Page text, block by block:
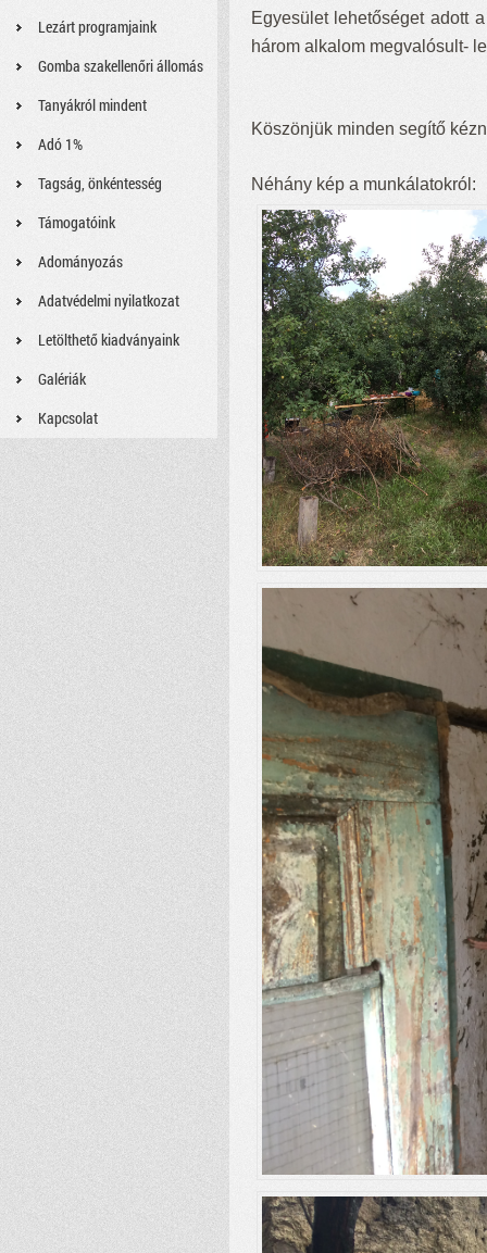
Lezárt programjaink
Gomba szakellenőri állomás
Tanyákról mindent
Adó 1%
Tagság, önkéntesség
Támogatóink
Adományozás
Adatvédelmi nyilatkozat
Letölthető kiadványaink
Galériák
Kapcsolat
Egyesület lehetőséget adott
három alkalom megvalósult-
Köszönjük minden segítő
Néhány kép a munkálatokról :